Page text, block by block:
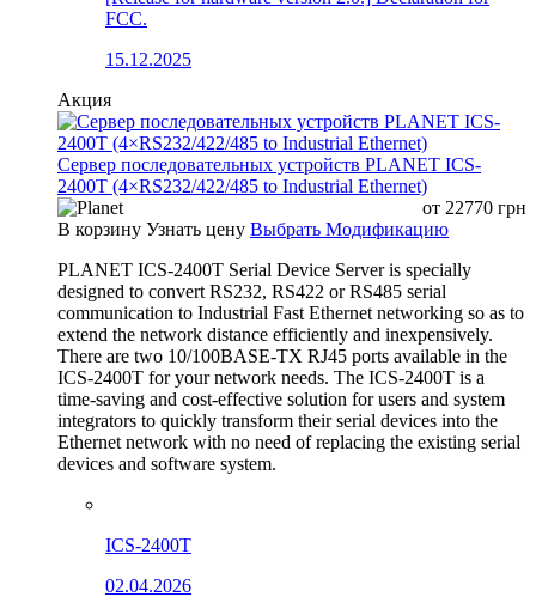
FCC.
15.12.2025
Акция
Сервер последовательных устройств PLANET ICS-
2400T (4×RS232/422/485 to Industrial Ethernet)
от 22770 грн
В корзину Узнать цену Выбрать Модификацию
PLANET ICS-2400T Serial Device Server is specially
designed to convert RS232, RS422 or RS485 serial
communication to Industrial Fast Ethernet networking so as to
extend the network distance efficiently and inexpensively.
There are two 10/100BASE-TX RJ45 ports available in the
ICS-2400T for your network needs. The ICS-2400T is a
time-saving and cost-effective solution for users and system
integrators to quickly transform their serial devices into the
Ethernet network with no need of replacing the existing serial
devices and software system.
ICS-2400T
02.04.2026